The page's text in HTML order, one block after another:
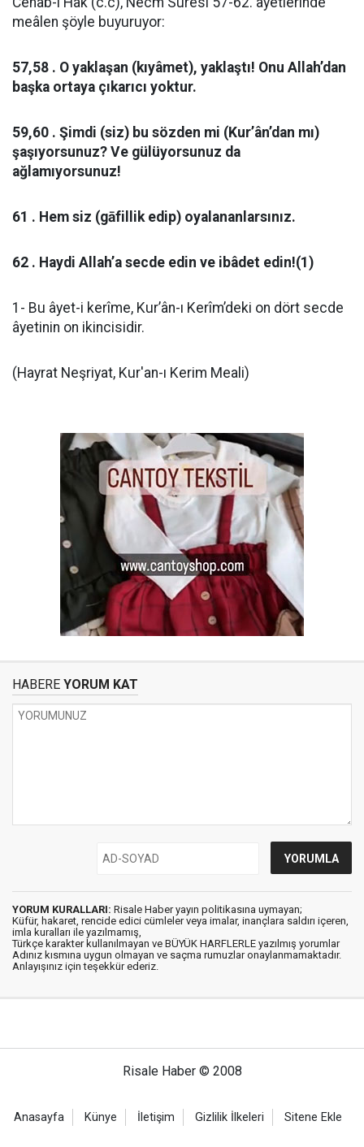
meâlen şöyle buyuruyor:
57,58 . O yaklaşan (kıyâmet), yaklaştı! Onu Allah’dan
başka ortaya çıkarıcı yoktur.
59,60 . Şimdi (siz) bu sözden mi (Kur’ân’dan mı)
şaşıyorsunuz? Ve gülüyorsunuz da
ağlamıyorsunuz!
61 . Hem siz (gāfillik edip) oyalananlarsınız.
62 . Haydi Allah’a secde edin ve ibâdet edin!(1)
1- Bu âyet-i kerîme, Kur’ân-ı Kerîm’deki on dört secde
âyetinin on ikincisidir.
(Hayrat Neşriyat, Kur'an-ı Kerim Meali)
HABERE YORUM KAT
YORUM KURALLARI: Risale Haber yayın politikasına uymayan;
Küfür, hakaret, rencide edici cümleler veya imalar, inançlara saldırı içeren,
imla kuralları ile yazılmamış,
Türkçe karakter kullanılmayan ve BÜYÜK HARFLERLE yazılmış yorumlar
Adınız kısmına uygun olmayan ve saçma rumuzlar onaylanmamaktadır.
Anlayışınız için teşekkür ederiz.
Risale Haber © 2008
Anasayfa Künye İletişim Gizlilik İlkeleri Sitene Ekle